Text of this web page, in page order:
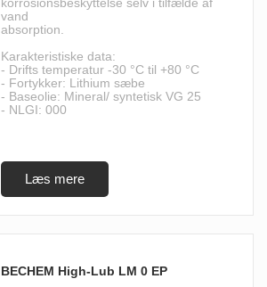
vand
absorption.
Karakteristiske data:
- Drifts temperatur -30 °C til +80 °C
- Fortykker: Lithium sæbe
- Baseolie: Mineral/ syntetisk VG 25
- NLGI: 000
BECHEM High-Lub LM 0 EP